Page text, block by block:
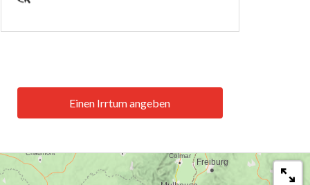
Einen Irrtum angeben